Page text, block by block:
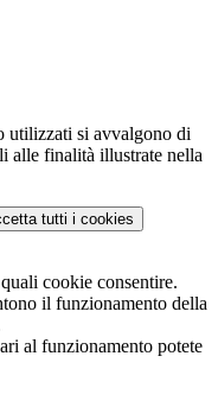
utilizzati si avvalgono di
alle finalità illustrate nella
tutti i cookies
cookie consentire.
il funzionamento della
al funzionamento potete